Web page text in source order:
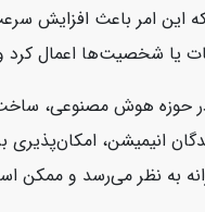
این امر باعث افزایش
یا شخصیت‌ها اعمال
حوزه هوش مصنوعی،
انیمیشن، امکان‌پذیری
به نظر می‌رسد و